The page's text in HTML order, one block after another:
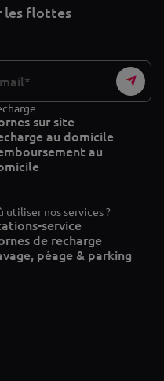
les flottes
sur site
au domicile
au
utiliser nos services ?
service
de recharge
péage & parking